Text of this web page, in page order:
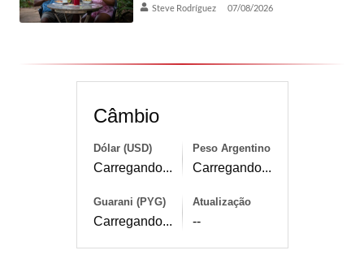
Steve Rodríguez 07/08/2026
Câmbio
Dólar (USD)
Carregando...
Peso Argentino
Carregando...
Guarani (PYG)
Carregando...
Atualização
--